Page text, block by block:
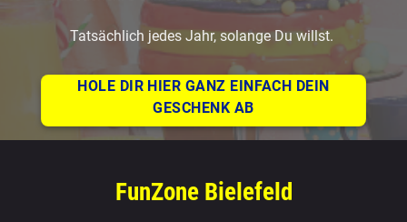
Tatsächlich jedes Jahr, solange Du willst.
HOLE DIR HIER GANZ EINFACH DEIN
GESCHENK AB
FunZone Bielefeld